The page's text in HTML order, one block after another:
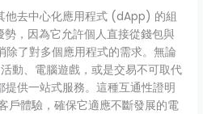
他去中心化應用程式 (dApp) 的組
，因為它允許個人直接從錢包與
了對多個應用程式的需求。無論
動、電腦遊戲，或是交易不可取代
供一站式服務。這種互通性證明
戶體驗，確保它適應不斷發展的電